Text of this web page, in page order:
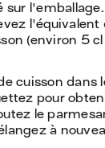
sur
l'équivalent
(environ 5
cuisson dans
pour
le
à